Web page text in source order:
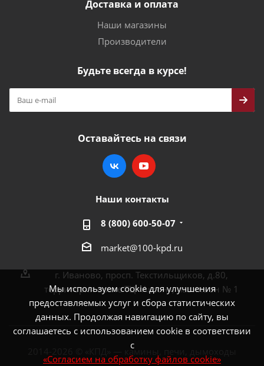
Мы используем cookie для улучшения
предоставляемых услуг и сбора статистических
данных. Продолжая навигацию по сайту, вы
соглашаетесь с использованием cookie в соответствии
с
«Согласием на обработку файлов cookie»
Доставка и оплата
Наши магазины
Производители
Будьте всегда в курсе!
Оставайтесь на связи
Наши контакты
8 (800) 600-50-07
market@100-kpd.ru
г. Иваново, просп. Текстильщиков, д.80,
территория возле ТЦ «Аксон», павильон № 1
2014-2026 © «КПД» — камины, печи, дымоходы